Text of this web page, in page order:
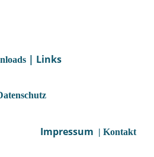
| Links
Impressum | Kontakt